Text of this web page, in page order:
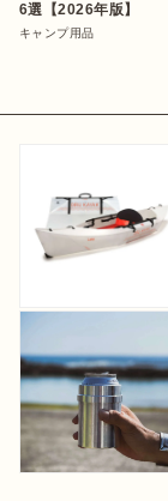
6選【2026年版】
キャンプ用品